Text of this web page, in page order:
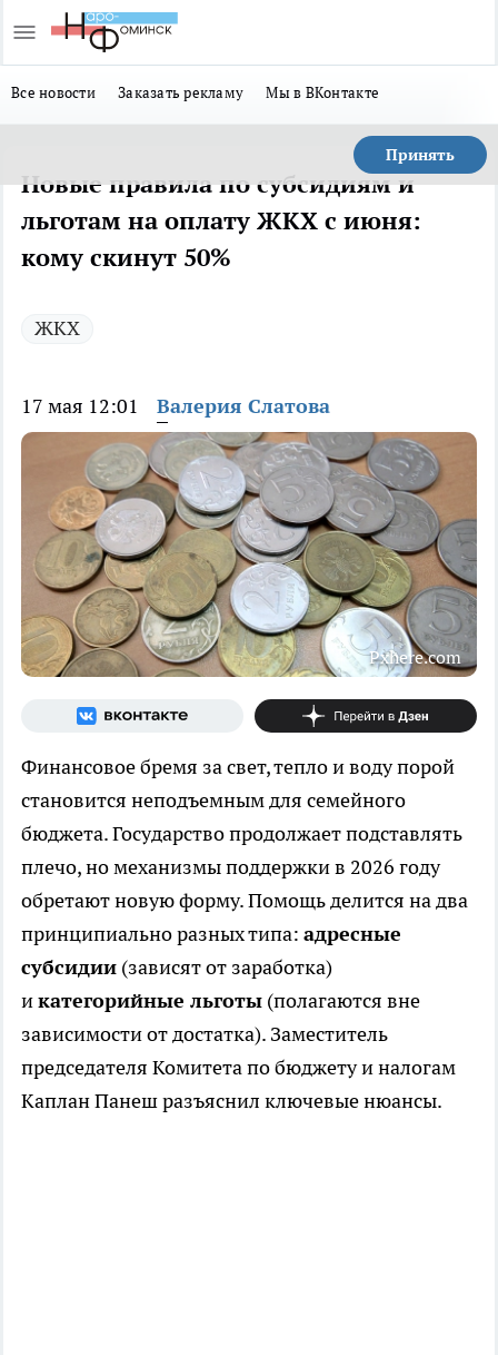
Все новости Заказать рекламу Мы в ВКонтакте
Принять
Новые правила по субсидиям и
льготам на оплату ЖКХ с июня:
кому скинут 50%
ЖКХ
17 мая 12:01 Валерия Слатова
Pxhere.com
Финансовое бремя за свет, тепло и воду порой
становится неподъемным для семейного
бюджета. Государство продолжает подставлять
плечо, но механизмы поддержки в 2026 году
обретают новую форму. Помощь делится на два
принципиально разных типа: адресные
субсидии (зависят от заработка)
икатегорийные льготы (полагаются вне
зависимости от достатка). Заместитель
председателя Комитета по бюджету и налогам
Каплан Панеш разъяснил ключевые нюансы.